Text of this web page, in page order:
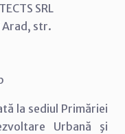
SRL
Arad, str.
la sediul Primăriei
Urbană şi